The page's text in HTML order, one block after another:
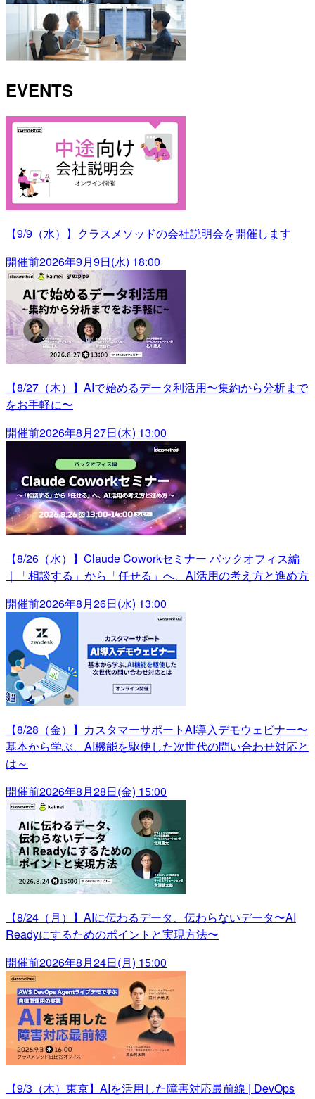
EVENTS
【9/9（水）】クラスメソッドの会社説明会を開催します
開催前2026年9月9日(水) 18:00
【8/27（木）】AIで始めるデータ利活用〜集約から分析まで
をお手軽に〜
開催前2026年8月27日(木) 13:00
【8/26（水）】Claude Coworkセミナー バックオフィス編
｜「相談する」から「任せる」へ、AI活用の考え方と進め方
開催前2026年8月26日(水) 13:00
【8/28（金）】カスタマーサポートAI導入デモウェビナー〜
基本から学ぶ、AI機能を駆使した次世代の問い合わせ対応と
は～
開催前2026年8月28日(金) 15:00
【8/24（月）】AIに伝わるデータ、伝わらないデータ〜AI
Readyにするためのポイントと実現方法〜
開催前2026年8月24日(月) 15:00
【9/3（木）東京】AIを活用した障害対応最前線 | DevOps